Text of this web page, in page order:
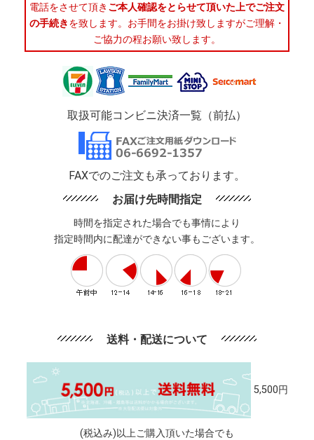
電話をさせて頂き ご本人確認をとらせて頂いた上でご注文
の手続きを致します。お手間をお掛け致しますがご理解・
ご協力の程お願い致します。
取扱可能コンビニ決済一覧（前払）
FAXでのご注文も承っております。
お届け先時間指定
時間を指定された場合でも事情により
指定時間内に配達ができない事もございます。
送料・配送について
5,500円
(税込み)以上ご購入頂いた場合でも